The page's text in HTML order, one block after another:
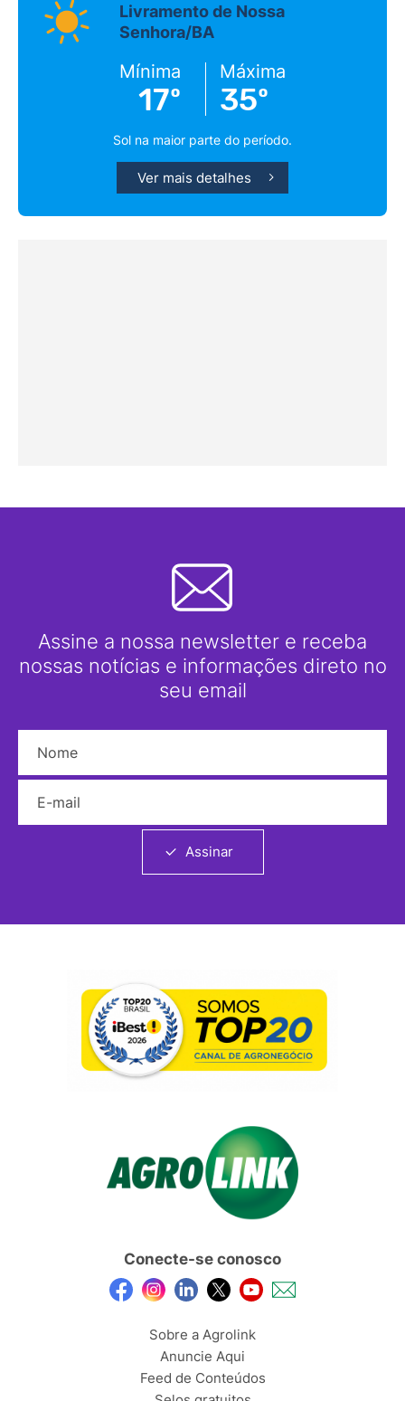
Livramento de Nossa
Senhora/BA
Mínima
17º
Máxima
35º
Sol na maior parte do período.
Ver mais detalhes
Assine a nossa newsletter e receba
nossas notícias e informações direto no
seu email
Assinar
Conecte-se conosco
Sobre a Agrolink
Anuncie Aqui
Feed de Conteúdos